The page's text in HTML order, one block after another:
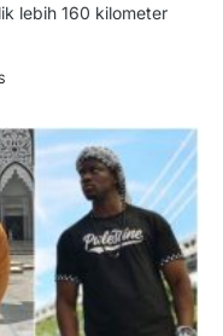
lebih 160 kilometer